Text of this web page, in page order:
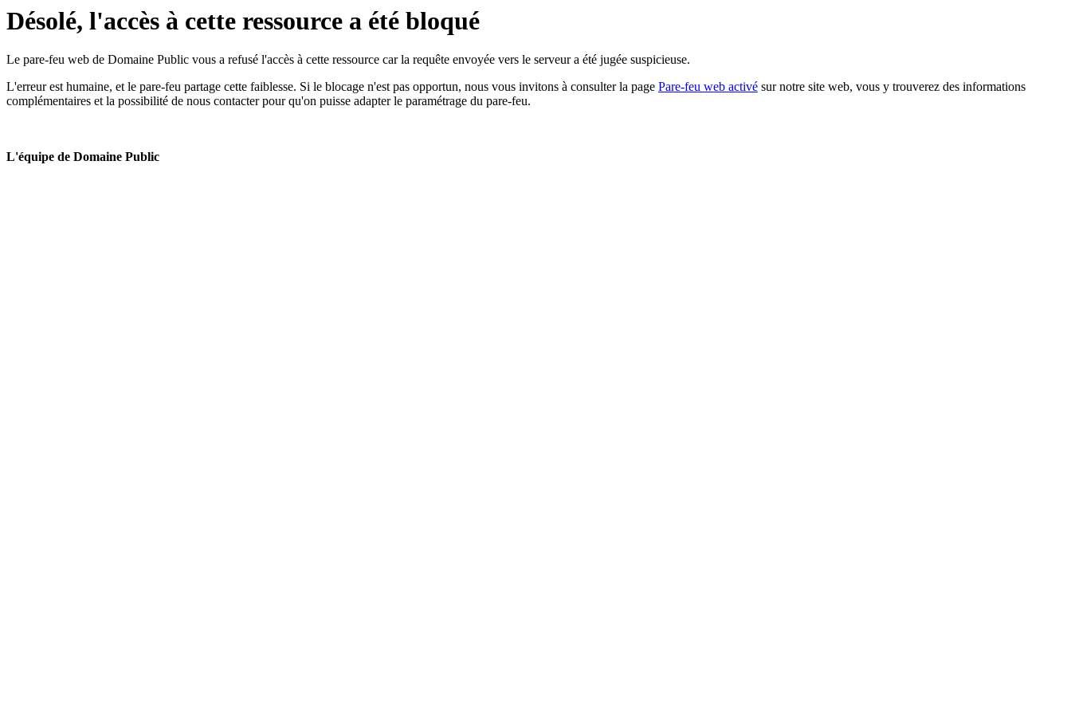
Désolé, l'accès à cette ressource a été bloqué
Le pare-feu web de Domaine Public vous a refusé l'accès à cette ressource car la requête envoyée vers le serveur a été jugée suspicieuse.
L'erreur est humaine, et le pare-feu partage cette faiblesse. Si le blocage n'est pas opportun, nous vous invitons à consulter la page Pare-feu web activé sur notre site web, vous y trouverez des informations
complémentaires et la possibilité de nous contacter pour qu'on puisse adapter le paramétrage du pare-feu.
L'équipe de Domaine Public